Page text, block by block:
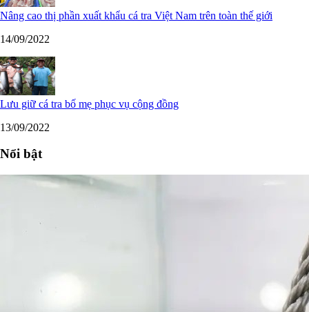
Nâng cao thị phần xuất khẩu cá tra Việt Nam trên toàn thế giới
14/09/2022
Lưu giữ cá tra bố mẹ phục vụ cộng đồng
13/09/2022
Nổi bật